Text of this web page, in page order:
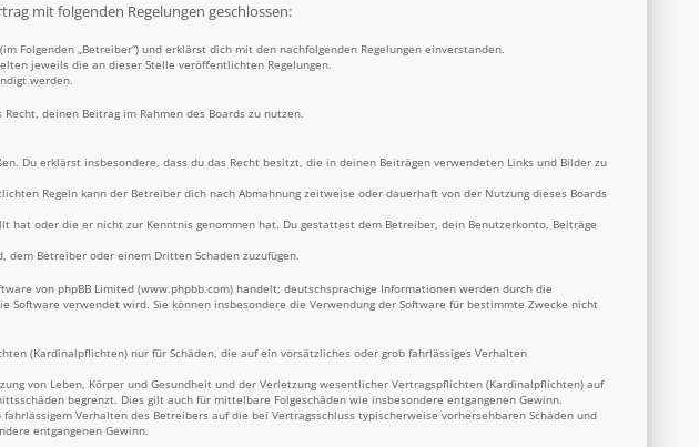
mit folgenden Regelungen geschlossen:
Folgenden „Betreiber“) und erklärst dich mit den nachfolgenden Regelungen einverstanden.
jeweils die an dieser Stelle veröffentlichten Regelungen.
werden.
deinen Beitrag im Rahmen des Boards zu nutzen.
Du erklärst insbesondere, dass du das Recht besitzt, die in deinen Beiträgen verwendeten Links und Bilder zu
Regeln kann der Betreiber dich nach Abmahnung zeitweise oder dauerhaft von der Nutzung dieses Boards
oder die er nicht zur Kenntnis genommen hat. Du gestattest dem Betreiber, dein Benutzerkonto, Beiträge
dem Betreiber oder einem Dritten Schaden zuzufügen.
von phpBB Limited (www.phpbb.com) handelt; deutschsprachige Informationen werden durch die
Software verwendet wird. Sie können insbesondere die Verwendung der Software für bestimmte Zwecke nicht
(Kardinalpflichten) nur für Schäden, die auf ein vorsätzliches oder grob fahrlässiges Verhalten
von Leben, Körper und Gesundheit und der Verletzung wesentlicher Vertragspflichten (Kardinalpflichten) auf
begrenzt. Dies gilt auch für mittelbare Folgeschäden wie insbesondere entgangenen Gewinn.
Verhalten des Betreibers auf die bei Vertragsschluss typischerweise vorhersehbaren Schäden und
entgangenen Gewinn.